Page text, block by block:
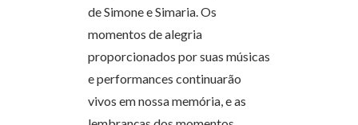
de Simone e Simaria. Os
momentos de alegria
proporcionados por suas músicas
e performances continuarão
vivos em nossa memória, e as